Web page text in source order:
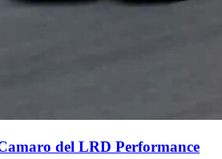
del LRD Performance